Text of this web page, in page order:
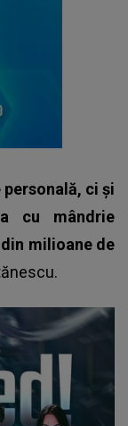
ci și
cu mândrie
milioane de